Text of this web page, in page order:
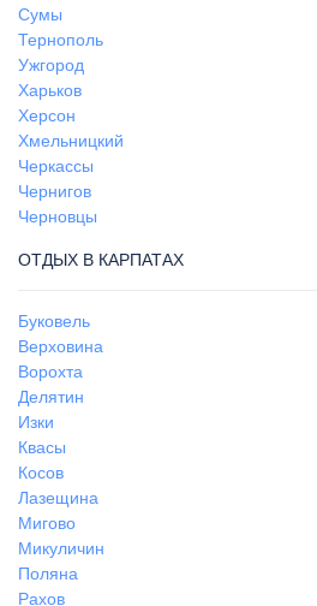
Сумы
Тернополь
Ужгород
Харьков
Херсон
Хмельницкий
Черкассы
Чернигов
Черновцы
ОТДЫХ В КАРПАТАХ
Буковель
Верховина
Ворохта
Делятин
Изки
Квасы
Косов
Лазещина
Мигово
Микуличин
Поляна
Рахов